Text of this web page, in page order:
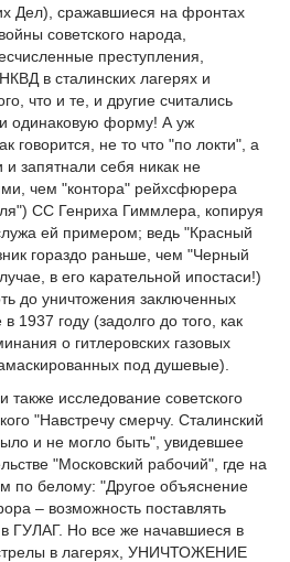
Дел), сражавшиеся на фронтах
советского народа,
преступления,
в сталинских лагерях и
что и те, и другие считались
одинаковую форму! А уж
говорится, не то что "по локти", а
запятнали себя никак не
чем "контора" рейхсфюрера
СС Генриха Гиммлера, копируя
ей примером; ведь "Красный
гораздо раньше, чем "Черный
в его карательной ипостаси!)
до уничтожения заключенных
году (задолго до того, как
о гитлеровских газовых
под душевые).
также исследование советского
"Навстречу смерчу. Сталинский
и не могло быть", увидевшее
"Московский рабочий", где на
по белому: "Другое объяснение
– возможность поставлять
ГУЛАГ. Но все же начавшиеся в
в лагерях, УНИЧТОЖЕНИЕ